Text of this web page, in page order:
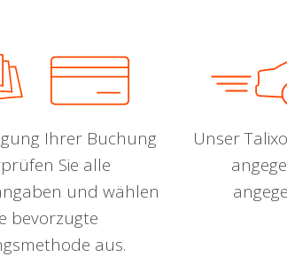
Ihrer Buchung
Sie alle
und wählen
bevorzugte
aus.
Unser